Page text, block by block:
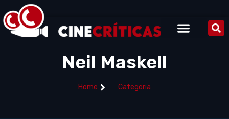
Neil Maskell
Home Categoria